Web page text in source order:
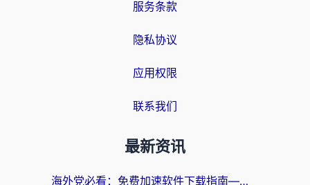
服务条款
隐私协议
应用权限
联系我们
最新资讯
海外党必看：免费加速软件下载指南——无缝访问国内资源的正确打开方式